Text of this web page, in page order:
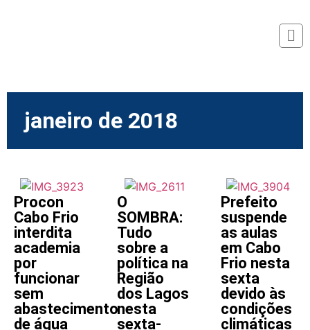
janeiro de 2018
Procon
Cabo Frio
interdita
academia
por
funcionar
sem
abastecimento
de água
O
SOMBRA:
Tudo
sobre a
política na
Região
dos Lagos
nesta
sexta-
Prefeito
suspende
as aulas
em Cabo
Frio nesta
sexta
devido às
condições
climáticas